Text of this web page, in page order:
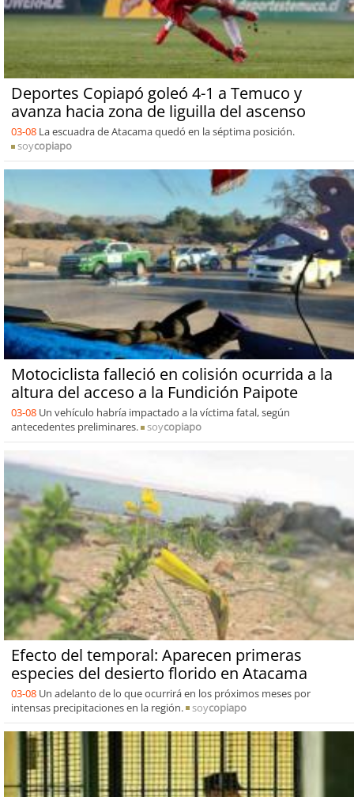
Deportes Copiapó goleó 4-1 a Temuco y
avanza hacia zona de liguilla del ascenso
03-08 La escuadra de Atacama quedó en la séptima posición.
soycopiapo
Motociclista falleció en colisión ocurrida a la
altura del acceso a la Fundición Paipote
03-08 Un vehículo habría impactado a la víctima fatal, según
antecedentes preliminares.
soycopiapo
Efecto del temporal: Aparecen primeras
especies del desierto florido en Atacama
03-08 Un adelanto de lo que ocurrirá en los próximos meses por
intensas precipitaciones en la región.
soycopiapo